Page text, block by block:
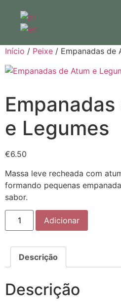
Início / Peixe / Empanadas de
e Legumes
€6.50
Massa leve recheada com
formando pequenas
sabor.
Adicionar
Descrição
Descrição